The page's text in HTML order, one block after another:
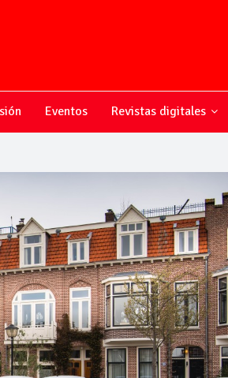
Eventos Revistas digitales